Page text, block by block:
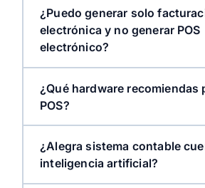
¿Puedo generar solo
electrónica y no generar POS
electrónico?
¿Qué hardware recomiendas
POS?
¿Alegra sistema contable
inteligencia artificial?